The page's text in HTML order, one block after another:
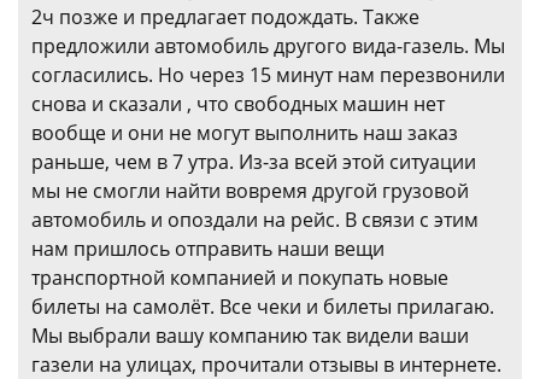
2ч позже и предлагает подождать. Также
предложили автомобиль другого вида-газель. Мы
согласились. Но через 15 минут нам перезвонили
снова и сказали , что свободных машин нет
вообще и они не могут выполнить наш заказ
раньше, чем в 7 утра. Из-за всей этой ситуации
мы не смогли найти вовремя другой грузовой
автомобиль и опоздали на рейс. В связи с этим
нам пришлось отправить наши вещи
транспортной компанией и покупать новые
билеты на самолёт. Все чеки и билеты прилагаю.
Мы выбрали вашу компанию так видели ваши
газели на улицах, прочитали отзывы в интернете.